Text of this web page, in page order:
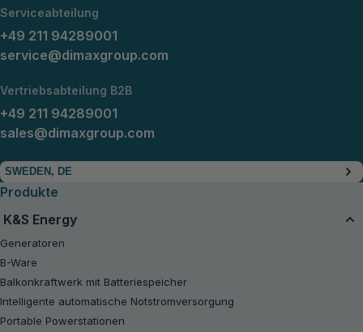
Serviceabteilung
+49 211 94289001
service@dimaxgroup.com
Vertriebsabteilung B2B
+49 211 94289001
sales@dimaxgroup.com
SWEDEN, DE
Produkte
K&S Energy
Generatoren
B-Ware
Balkonkraftwerk mit Batteriespeicher
Intelligente automatische Notstromversorgung
Portable Powerstationen